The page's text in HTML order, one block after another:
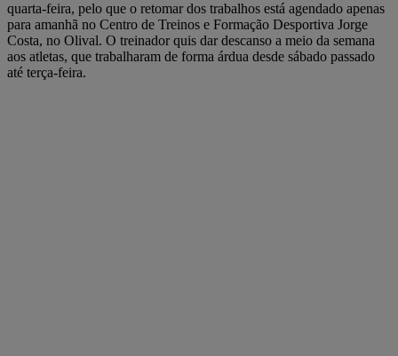
quarta-feira, pelo que o retomar dos trabalhos está agendado apenas
para amanhã no Centro de Treinos e Formação Desportiva Jorge
Costa, no Olival. O treinador quis dar descanso a meio da semana
aos atletas, que trabalharam de forma árdua desde sábado passado
até terça-feira.